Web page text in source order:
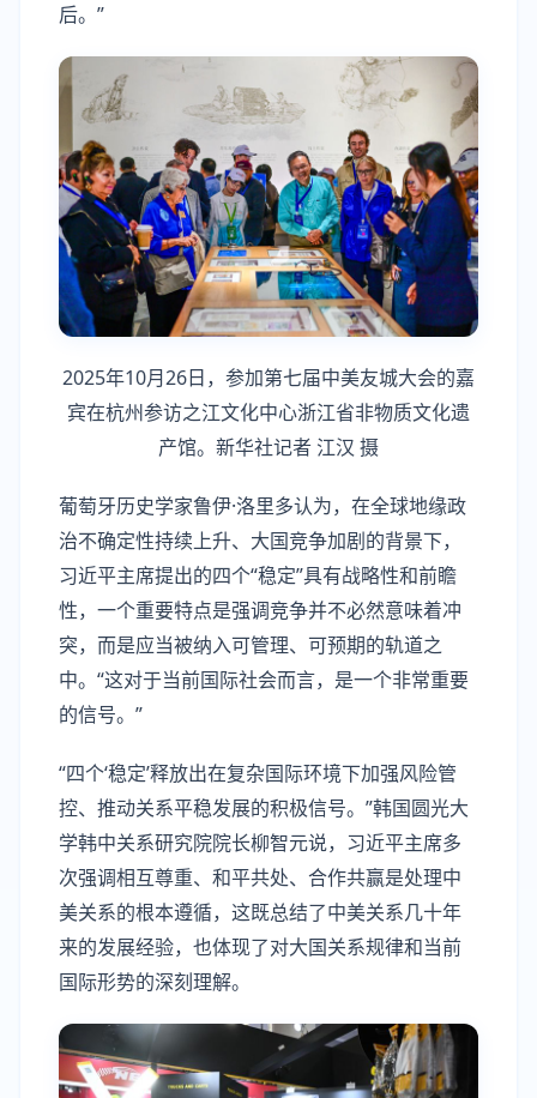
后。”
2025年10月26日，参加第七届中美友城大会的嘉
宾在杭州参访之江文化中心浙江省非物质文化遗
产馆。新华社记者 江汉 摄
葡萄牙历史学家鲁伊·洛里多认为，在全球地缘政
治不确定性持续上升、大国竞争加剧的背景下，
习近平主席提出的四个“稳定”具有战略性和前瞻
性，一个重要特点是强调竞争并不必然意味着冲
突，而是应当被纳入可管理、可预期的轨道之
中。“这对于当前国际社会而言，是一个非常重要
的信号。”
“四个‘稳定’释放出在复杂国际环境下加强风险管
控、推动关系平稳发展的积极信号。”韩国圆光大
学韩中关系研究院院长柳智元说，习近平主席多
次强调相互尊重、和平共处、合作共赢是处理中
美关系的根本遵循，这既总结了中美关系几十年
来的发展经验，也体现了对大国关系规律和当前
国际形势的深刻理解。